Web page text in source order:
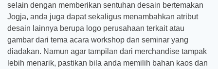
selain dengan memberikan sentuhan desain bertemakan
Jogja, anda juga dapat sekaligus menambahkan atribut
desain lainnya berupa logo perusahaan terkait atau
gambar dari tema acara workshop dan seminar yang
diadakan. Namun agar tampilan dari merchandise tampak
lebih menarik, pastikan bila anda memilih bahan kaos dan